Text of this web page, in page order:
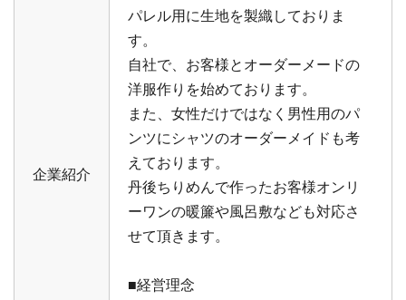
企業紹介
パレル用に生地を製織しておりま
す。
自社で、お客様とオーダーメードの
洋服作りを始めております。
また、女性だけではなく男性用のパ
ンツにシャツのオーダーメイドも考
えております。
丹後ちりめんで作ったお客様オンリ
ーワンの暖簾や風呂敷なども対応さ
せて頂きます。
■経営理念